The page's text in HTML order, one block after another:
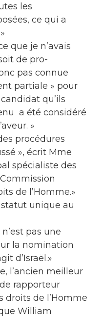
les
ce qui a
que je n’avais
de pro-
pas connue
partiale » pour
qu’ils
a été considéré
»
procédures
», écrit Mme
spécialiste des
de l’Homme.»
statut unique au
pas une
la nomination
d’Israël.»
l’ancien meilleur
rapporteur
droits de l’Homme
William